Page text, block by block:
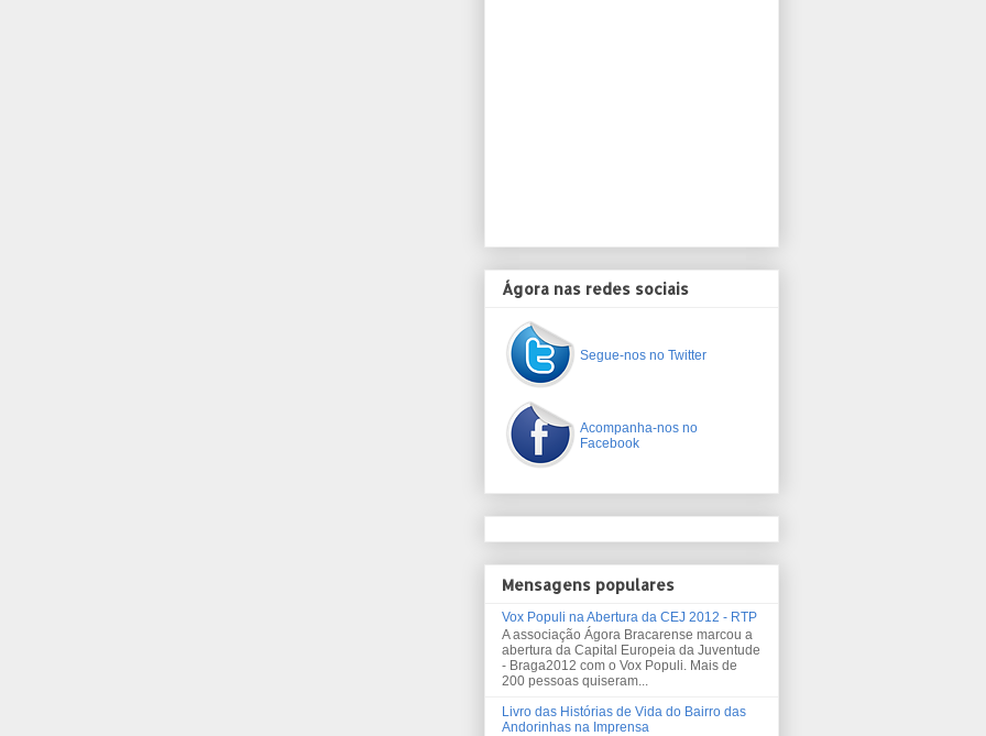
Ágora nas redes sociais
Segue-nos no Twitter
Acompanha-nos no
Facebook
Mensagens populares
Vox Populi na Abertura da CEJ 2012 - RTP
A associação Ágora Bracarense marcou a
abertura da Capital Europeia da Juventude
- Braga2012 com o Vox Populi. Mais de
200 pessoas quiseram...
Livro das Histórias de Vida do Bairro das
Andorinhas na Imprensa